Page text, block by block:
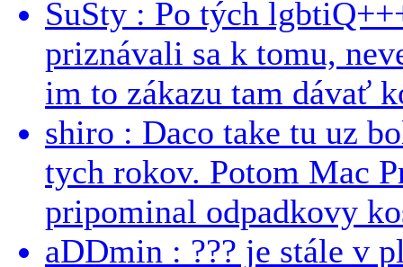
SuSty : Po tých
priznávali sa k tomu,
im to zákazu tam dávať
shiro : Daco take tu uz
tych rokov. Potom Mac
pripominal odpadkovy
aDDmin : ??? je stále v